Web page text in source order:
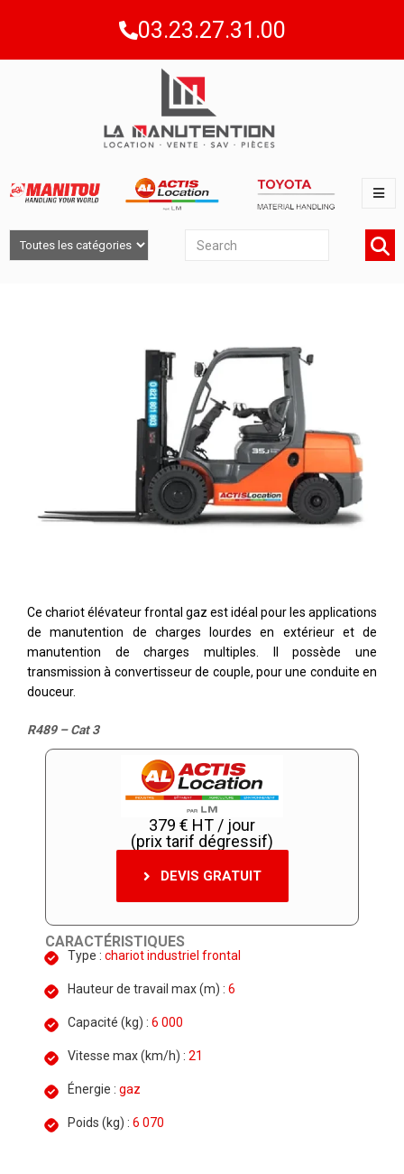
03.23.27.31.00
Ce chariot élévateur frontal gaz est idéal pour les applications
de manutention de charges lourdes en extérieur et de
manutention de charges multiples. Il possède une
transmission à convertisseur de couple, pour une conduite en
douceur.
R489 – Cat 3
379 € HT / jour
(prix tarif dégressif)
DEVIS GRATUIT
CARACTÉRISTIQUES
Type : chariot industriel frontal
Hauteur de travail max (m) : 6
Capacité (kg) : 6 000
Vitesse max (km/h) : 21
Énergie : gaz
Poids (kg) : 6 070